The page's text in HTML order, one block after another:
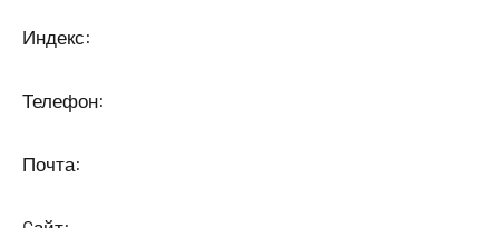
Индекс:
Телефон:
Почта: